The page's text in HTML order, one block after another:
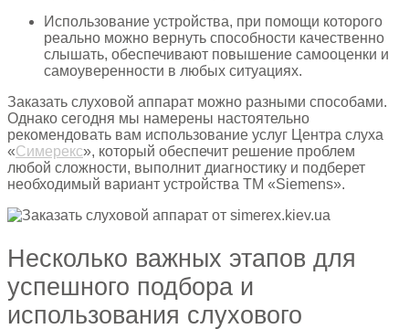
Использование устройства, при помощи которого
реально можно вернуть способности качественно
слышать, обеспечивают повышение самооценки и
самоуверенности в любых ситуациях.
Заказать слуховой аппарат можно разными способами.
Однако сегодня мы намерены настоятельно
рекомендовать вам использование услуг Центра слуха
«Симерекс», который обеспечит решение проблем
любой сложности, выполнит диагностику и подберет
необходимый вариант устройства ТМ «Siemens».
Несколько важных этапов для
успешного подбора и
использования слухового